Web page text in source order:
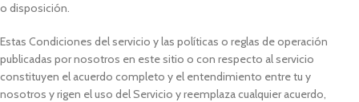
o disposición.
Estas Condiciones del servicio y las políticas o reglas de operación
publicadas por nosotros en este sitio o con respecto al servicio
constituyen el acuerdo completo y el entendimiento entre tu y
nosotros y rigen el uso del Servicio y reemplaza cualquier acuerdo,